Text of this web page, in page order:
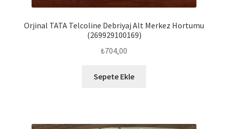
Orjinal TATA Telcoline Debriyaj Alt Merkez Hortumu
(269929100169)
₺704,00
Sepete Ekle